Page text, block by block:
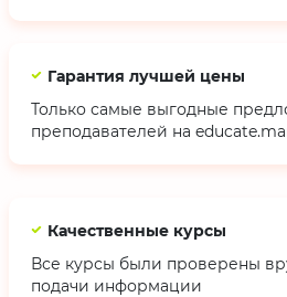
Гарантия лучшей цены
Только самые выгодные
преподавателей на
Качественные курсы
Все курсы были проверены
подачи информации